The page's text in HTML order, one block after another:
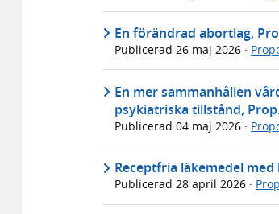
En förändrad abortlag,
Publicerad 26 maj 2026 ·
En mer sammanhållen
psykiatriska tillstånd,
Publicerad 04 maj 2026 ·
Receptfria läkemedel
Publicerad 28 april 2026 ·